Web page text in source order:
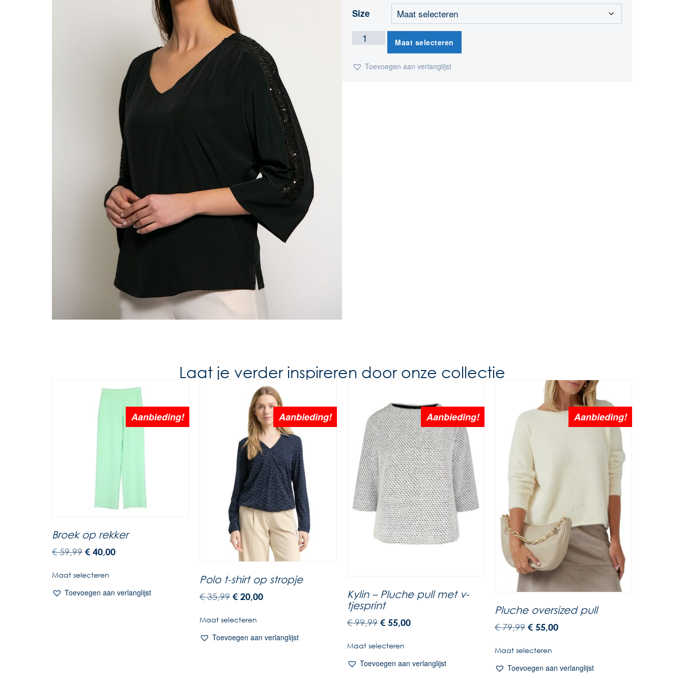
Size
Maat selecteren
Toevoegen aan verlanglijst
Laat je verder inspireren door onze collectie
Aanbieding!
Broek op rekker
€59,99 € 40,00
Maat selecteren
Toevoegen aan verlanglijst
Aanbieding!
Polo t-shirt op stropje
€35,99 € 20,00
Maat selecteren
Toevoegen aan verlanglijst
Aanbieding!
Kylin – Pluche pull met v-
tjesprint
€99,99 € 55,00
Maat selecteren
Toevoegen aan verlanglijst
Aanbieding!
Pluche oversized pull
€79,99 € 55,00
Maat selecteren
Toevoegen aan verlanglijst